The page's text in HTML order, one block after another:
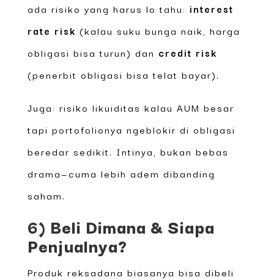
ada risiko yang harus lo tahu: interest
rate risk (kalau suku bunga naik, harga
obligasi bisa turun) dan credit risk
(penerbit obligasi bisa telat bayar).
Juga: risiko likuiditas kalau AUM besar
tapi portofolionya ngeblokir di obligasi
beredar sedikit. Intinya, bukan bebas
drama—cuma lebih adem dibanding
saham.
6) Beli Dimana & Siapa
Penjualnya?
Produk reksadana biasanya bisa dibeli